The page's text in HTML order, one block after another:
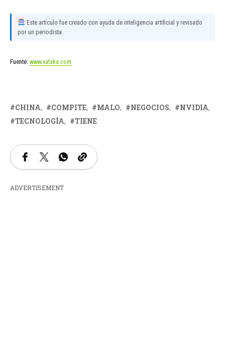
Este artículo fue creado con ayuda de inteligencia artificial y revisado
por un periodista.
Fuente: www.xataka.com
CHINA COMPITE MALO NEGOCIOS
NVIDIA
TECNOLOGÍA
TIENE
ADVERTISEMENT